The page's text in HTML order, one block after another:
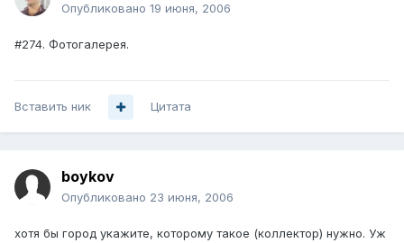
Опубликовано 19 июня, 2006
#274. Фотогалерея.
Вставить ник Цитата
boykov
Опубликовано 23 июня, 2006
хотя бы город укажите, которому такое (коллектор) нужно. Уж